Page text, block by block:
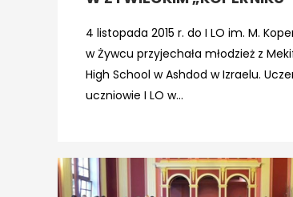
4 listopada 2015 r. do I LO im. M.
w Żywcu przyjechała młodzież z
High School w Ashdod w Izraelu.
uczniowie I LO w...